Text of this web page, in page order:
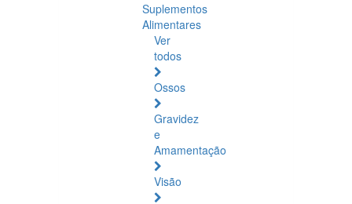
Suplementos
Alimentares
Ver
todos
Ossos
Gravidez
e
Amamentação
Visão